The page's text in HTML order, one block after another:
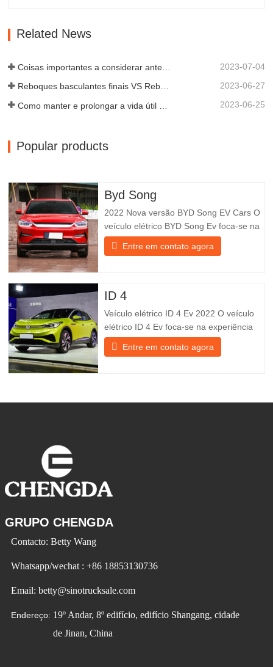
Related News
2023-07-04
Reboques basculantes finais VS Reboques basculantes laterais: qual é o melhor para o seu negócio? 2023-06-27
2023-06-25
Popular products
Byd Song
2022 Nova versão BYD Song EV Cars O
veículo elétrico BYD Song Ev foca-se na
experiência do cliente e no
desenvolvimento de produtos para
vez mais populares. Detalhe do produto
Entre em contato agora
ID 4
Veículo elétrico ID 4 Ev 2022 O veículo
elétrico ID 4 Ev foca-se na experiência
do cliente e no desenvolvimento de
produtos para atender à procura
Entre em contato agora
GRUPO CHENGDA
Contacto: Betty Wang
Whatsapp/wechat : +86 18853130736
Email: betty@sinotrucksale.com
Endereço: 19º Andar, 8º edifício, edifício Shangang, cidade
de Jinan, China